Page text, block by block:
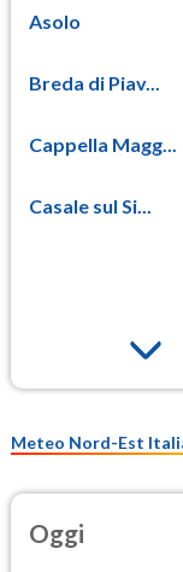
Asolo
Breda di Piav...
Cappella Magg...
Casale sul Si...
Meteo Nord-Est
Oggi